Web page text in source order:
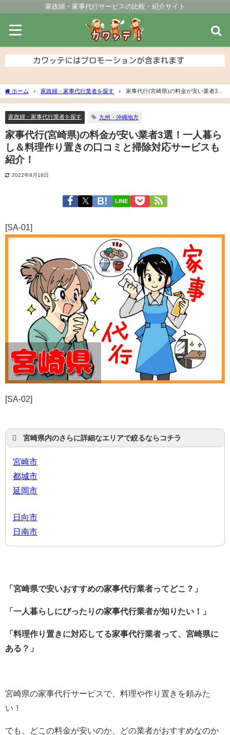
家政婦・家事代行サービスの比較・紹介サイト
ホーム 家政婦・家事代行業者を探す
家事代行(宮崎県)の料金が安い業者3
選！一人暮らし＆料理作り置きの口コミと掃除対応サービスも紹介！
家政婦・家事代行業者を探す 九州・沖縄地方
家事代行(宮崎県)の料金が安い業者3選！一人暮ら
し＆料理作り置きの口コミと掃除対応サービスも
紹介！
2022年8月18日
LINE
[SA-01]
[SA-02]
宮崎県内のさらに詳細なエリアで絞るならコチラ
宮崎市
都城市
延岡市
日向市
日南市
「宮崎県で安いおすすめの家事代行業者ってどこ？」
「一人暮らしにぴったりの家事代行業者が知りたい！」
「料理作り置きに対応してる家事代行業者って、宮崎県に
ある？」
宮崎県の家事代行サービスで、料理や作り置きを頼みた
い！
でも、どこの料金が安いのか、どの業者がおすすめなのか